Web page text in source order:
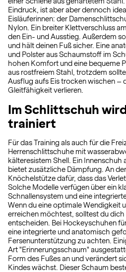
Eindruck, ist aber aber dennoch
Eisläuferinnen: der
Nylon. Ein breiter Klettverschluss
den Ein- und Ausstieg. Außerdem
und hält deinen Fuß sicher. Eine
und Polster aus Schaumstoff im
hohen Komfort und eine bequeme
aus rostfreiem Stahl, trotzdem
Ausflug aufs Eis trocken wischen –
Gleitfähigkeit verlieren.
Im Schlittschuh
trainiert
Für das Training als auch für die
Herrenschlittschuhe mit
kälteresistem Shell. Ein
bietet zusätzliche Dämpfung. An
Knöchelstütze dafür, dass das
Solche Modelle verfügen über ein
Schnallensystem und eine
Wenn du eine optimale Wendigkeit
erreichen möchtest, solltest du
entscheiden. Bei Hockeyschuhen
eine integrierte und anatomisch
Fersenunterstützung zu achten.
Art "Erinnerungsschaum"
Form des Fußes an und verändert
Kindes wächst. Dieser Schaum